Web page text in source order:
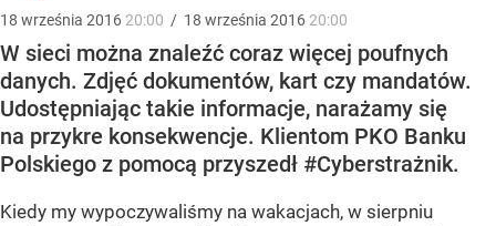
18 września 2016 20:00 / 18 września 2016 20:00
W sieci można znaleźć coraz więcej poufnych
danych. Zdjęć dokumentów, kart czy mandatów.
Udostępniając takie informacje, narażamy się
na przykre konsekwencje. Klientom PKO Banku
Polskiego z pomocą przyszedł #Cyberstrażnik.
Kiedy my wypoczywaliśmy na wakacjach, w sierpniu